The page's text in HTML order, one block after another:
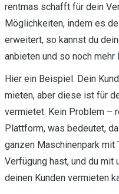
rentmas schafft für dein
Möglichkeiten, indem es
erweitert, so kannst du
anbieten und so noch mehr
Hier ein Beispiel. Dein
mieten, aber diese ist für
vermietet. Kein Problem –
Plattform, was bedeutet,
ganzen Maschinenpark mit
Verfügung hast, und du
deinen Kunden vermieten